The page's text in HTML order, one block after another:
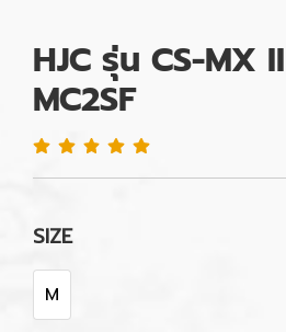
HJC รุ่น CS-MX
MC2SF
SIZE
M